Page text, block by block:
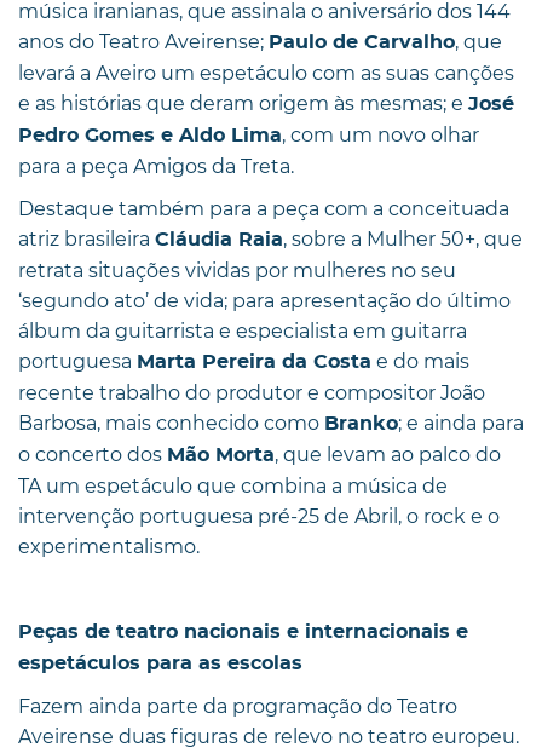
música iranianas, que assinala o aniversário dos 144
anos do Teatro Aveirense; Paulo de Carvalho, que
levará a Aveiro um espetáculo com as suas canções
e as histórias que deram origem às mesmas; e José
Pedro Gomes e Aldo Lima, com um novo olhar
para a peça Amigos da Treta.
Destaque também para a peça com a conceituada
atriz brasileira Cláudia Raia, sobre a Mulher 50+, que
retrata situações vividas por mulheres no seu
‘segundo ato’ de vida; para apresentação do último
álbum da guitarrista e especialista em guitarra
portuguesa Marta Pereira da Costa e do mais
recente trabalho do produtor e compositor João
Barbosa, mais conhecido como Branko; e ainda para
o concerto dos Mão Morta, que levam ao palco do
TA um espetáculo que combina a música de
intervenção portuguesa pré-25 de Abril, o rock e o
experimentalismo.
Peças de teatro nacionais e internacionais e
espetáculos para as escolas
Fazem ainda parte da programação do Teatro
Aveirense duas figuras de relevo no teatro europeu.